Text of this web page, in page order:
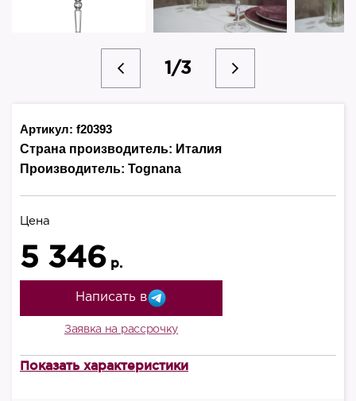
1/3
Артикул: f20393
Страна производитель: Италия
Производитель: Tognana
Цена
5 346 р.
Написать в
Заявка на рассрочку
Производитель
Показать характеристики